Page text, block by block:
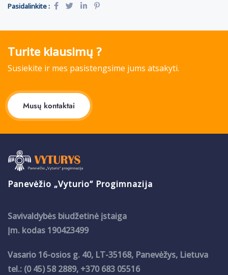
Pasidalinkite :
Turite klausimų ?
Susiekite ir mes pasistengsime jums atsakyti.
Musų kontaktai
Panevėžio „Vyturio“ Progimnazija
Savivaldybės biudžetinė įstaiga
Įm. kodas 190423499
Vasario 16-osios g. 40, LT-35168, Panevėžys, Lietuva
tel.: (0 45) 58 2889, +370 683 05516